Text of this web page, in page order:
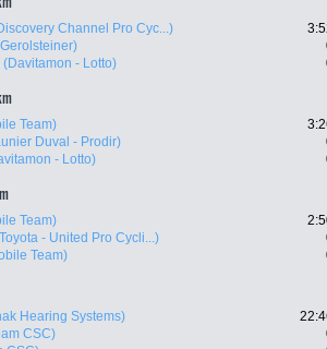
Channel Pro Cyc...)
(Davitamon - Lotto)
Team)
Duval - Prodir)
- Lotto)
Team)
- United Pro Cycli...)
Team)
Hearing Systems)
CSC)